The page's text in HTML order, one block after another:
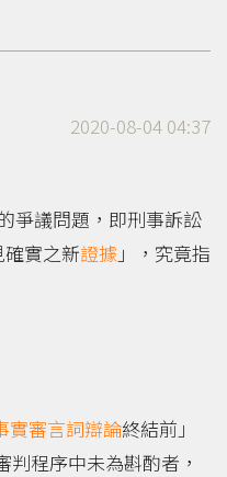
2020-08-04 04:37
爭議問題，即刑事訴訟
實之新證據 」，究竟指
實審言詞辯論終結前」
程序中未為斟酌者，